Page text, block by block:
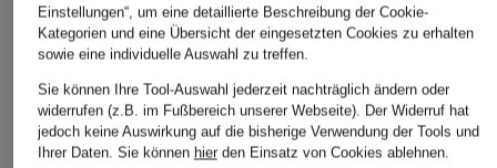
Einstellungen“, um eine detaillierte Beschreibung der Cookie-
Kategorien und eine Übersicht der eingesetzten Cookies zu erhalten
sowie eine individuelle Auswahl zu treffen.
Sie können Ihre Tool-Auswahl jederzeit nachträglich ändern oder
widerrufen (z.B. im Fußbereich unserer Webseite). Der Widerruf hat
jedoch keine Auswirkung auf die bisherige Verwendung der Tools und
Ihrer Daten. Sie können hierden Einsatz von Cookies ablehnen.